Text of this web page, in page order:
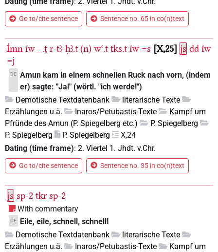
Go to/cite sentence Sentence no. 65 in co(n)text
I͗mn ı͗w _.ṱ r-tꜣ-ḥꜣ.t (n) wꜥ.t tks.t ı͗w =s X,25 js ḏd ı͗w
=j
DE Amun kam in einem schnellen Ruck nach vorn, (indem
er) sagte: "Ja!" (wörtl. "ich werde!")
Demotische Textdatenbank
literarische Texte
Erzählungen u.ä.
Inaros/Petubastis-Texte
Kampf um
Pfründe des Amun (P. Spiegelberg etc.)
P. Spiegelberg
P. Spiegelberg
P. Spiegelberg
X,24
Dating (time frame): 2. Viertel 1. Jhdt. v.Chr.
Go to/cite sentence Sentence no. 35 in co(n)text
js sp-2 tkr sp-2
With commentary
DE
Eile, eile, schnell, schnell!
Demotische Textdatenbank
literarische Texte
Erzählungen u.ä.
Inaros/Petubastis-Texte
Kampf um